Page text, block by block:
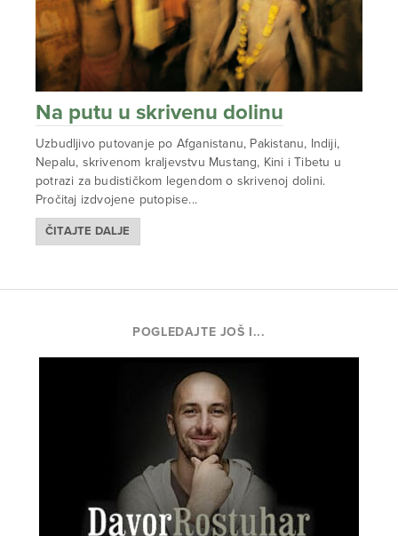
Na putu u skrivenu dolinu
Uzbudljivo putovanje po Afganistanu, Pakistanu, Indiji,
Nepalu, skrivenom kraljevstvu Mustang, Kini i Tibetu u
potrazi za budističkom legendom o skrivenoj dolini.
Pročitaj izdvojene putopise...
ČITAJTE DALJE
POGLEDAJTE JOŠ I...